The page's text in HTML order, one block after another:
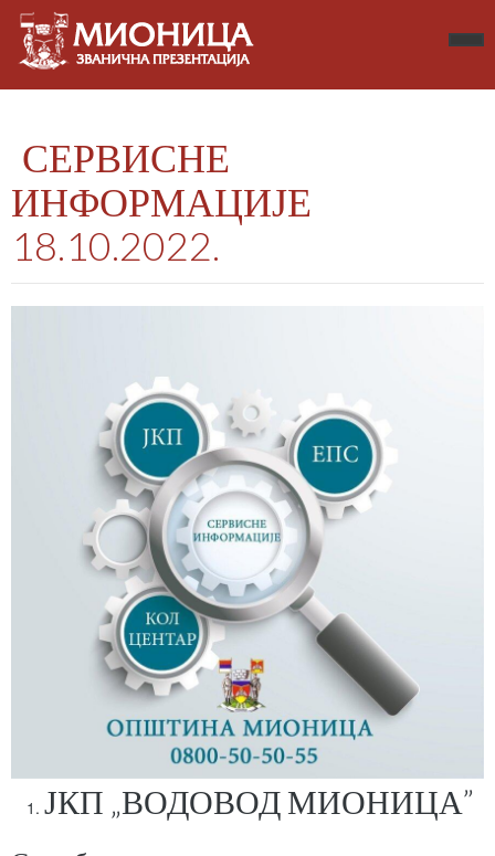
СЕРВИСНЕ
ИНФОРМАЦИЈЕ
18.10.2022.
ЈКП „ВОДОВОД МИОНИЦА”